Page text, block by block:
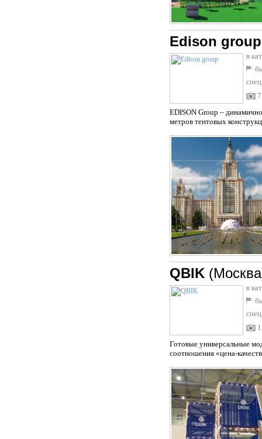
Edison group
в
7
EDISON Group –
метров тентовых
QBIK
в
Готовые универсальные
соотношения «цена-